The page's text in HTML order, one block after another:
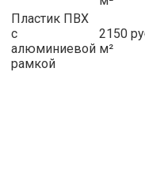
Пластик ПВХ
с
алюминиевой
рамкой
2150
м²